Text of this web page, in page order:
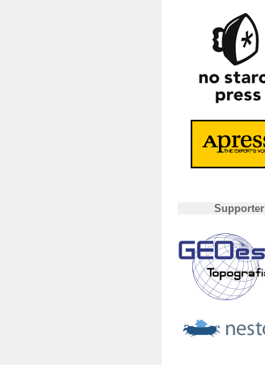
Supporter